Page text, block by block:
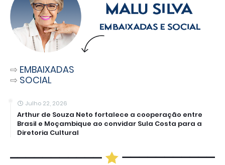
⇨ EMBAIXADAS
⇨ SOCIAL
Julho 22, 2026
Arthur de Souza Neto fortalece a cooperação entre
Brasil e Moçambique ao convidar Sula Costa para a
Diretoria Cultural